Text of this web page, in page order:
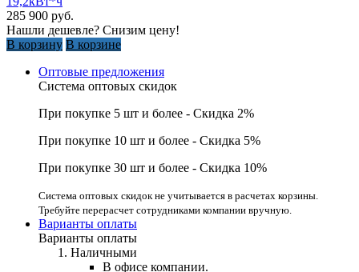
285 900 руб.
Нашли дешевле? Снизим цену!
В корзину В корзине
Оптовые предложения
Система оптовых скидок
При покупке 5 шт и более - Скидка 2%
При покупке 10 шт и более - Скидка 5%
При покупке 30 шт и более - Скидка 10%
Система оптовых скидок не учитывается в расчетах корзины.
Требуйте перерасчет сотрудниками компании вручную.
Варианты оплаты
Варианты оплаты
Наличными
В офисе компании.